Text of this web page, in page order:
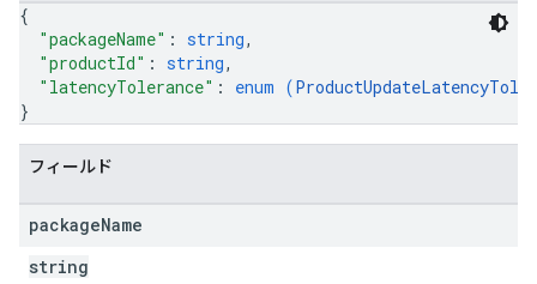
{
"packageName" : string,
"productId" : string,
"latencyTolerance" : enum (
}
フィールド
packageName
string